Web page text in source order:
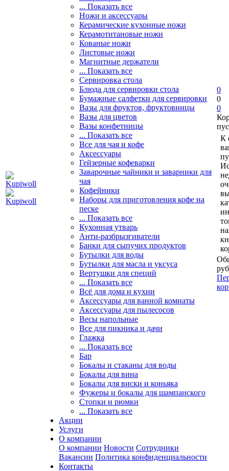
... Показать все
Ножи и аксессуары
Керамические кухонные ножи
Керамотитановые ножи
Кованые ножи
Листовые ножи
Магнитные держатели
... Показать все
Сервировка стола
Блюда для сервировки стола
Бумажные салфетки для сервировки
Вазы для фруктов, фруктовницы
Вазы для цветов
Вазы конфетницы
... Показать все
Все для чая и кофе
Аксессуары
Гейзерные кофеварки
Заварочные чайники и заварники для
чая
Кофейники
Наборы для приготовления кофе на
песке
... Показать все
Кухонная утварь
Анти-разбрызгиватели
Банки для сыпучих продуктов
Бутылки для воды
Бутылки для масла и уксуса
Вертушки для специй
... Показать все
Всё для дома и кухни
Аксессуары для ванной комнаты
Аксессуары для пылесосов
Весы напольные
Все для пикника и дачи
Глажка
... Показать все
Бар
Бокалы и стаканы для воды
Бокалы для вина
Бокалы для виски и коньяка
Фужеры и бокалы для шампанского
Стопки и рюмки
... Показать все
Акции
Услуги
О компании
О компании Новости Сотрудники
Вакансии Политика конфиденциальности
Контакты
0
0
0
К